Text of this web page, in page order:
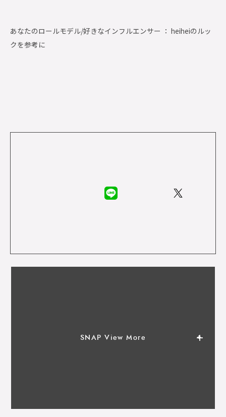
あなたのロールモデル/好きなインフルエンサー ： heiheiのルッ
クを参考に
SNAP View More